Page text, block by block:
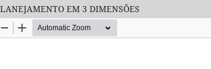
EM 3 DIMENSÕES